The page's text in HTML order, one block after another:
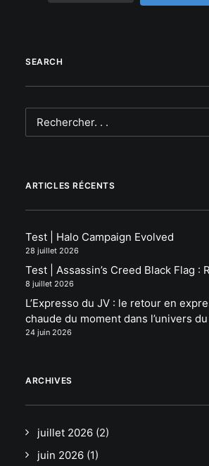
SEARCH
ARTICLES RÉCENTS
Test | Halo Campaign Evolved
28 juillet 2026
Test | Assassin’s Creed Black Flag :
8 juillet 2026
L’Expresso du JV : le retour en
chaude du moment dans l’univers
24 juin 2026
ARCHIVES
juillet 2026 (2)
juin 2026 (1)